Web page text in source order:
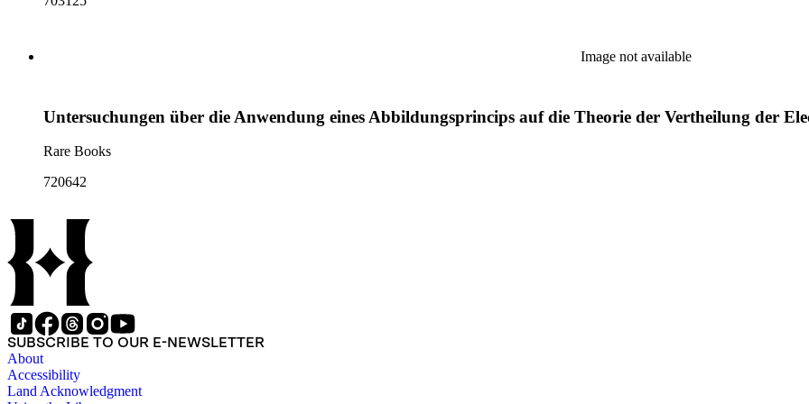
Image not available
Untersuchungen über die Anwendung eines Abbildungsprincips auf die Theorie der Vertheilung der
Rare Books
720642
SUBSCRIBE TO OUR E-NEWSLETTER
About
Accessibility
Land Acknowledgment